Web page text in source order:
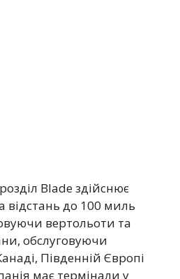
Blade здійснює
відстань до 100 миль
вертольоти та
обслуговуючи
Південній Європі
має термінали у